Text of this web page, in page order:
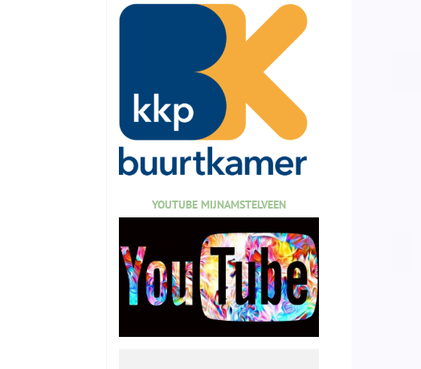
YOUTUBE MIJNAMSTELVEEN